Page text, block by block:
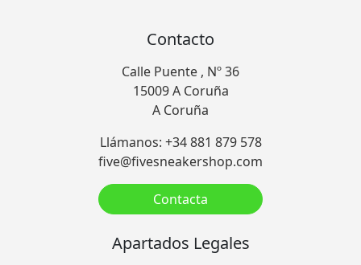
Contacto
Calle Puente , Nº 36
15009 A Coruña
A Coruña
Llámanos: +34 881 879 578
five@fivesneakershop.com
Contacta
Apartados Legales